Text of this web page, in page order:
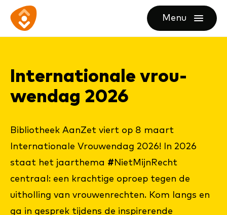
direct
content
direct
footer
Ga
naar
Menu
openen
In­ter­na­ti­o­na­le vrou­
wen­dag 2026
Bibliotheek AanZet viert op 8 maart
Internationale Vrouwendag 2026! In 2026
staat het jaarthema #NietMijnRecht
centraal: een krachtige oproep tegen de
uitholling van vrouwenrechten. Kom langs en
ga in gesprek tijdens de inspirerende